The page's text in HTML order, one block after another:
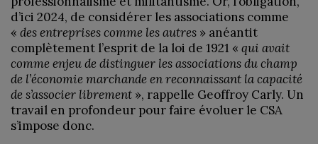
d’ici 2024, de considérer les associations comme
« des entreprises comme les autres » anéantit
complètement l’esprit de la loi de 1921 « qui avait
comme enjeu de distinguer les associations du champ
de l’économie marchande en reconnaissant la capacité
de s’associer librement », rappelle Geoffroy Carly. Un
travail en profondeur pour faire évoluer le CSA
s’impose donc.